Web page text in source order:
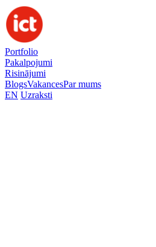
Portfolio
Pakalpojumi
Risinājumi
BlogsVakancesPar mums
EN Uzraksti